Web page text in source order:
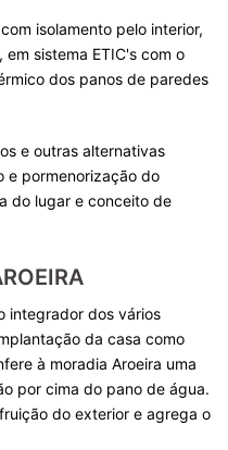
isolamento pelo interior,
sistema ETIC's com o
dos panos de paredes
e outras alternativas
e pormenorização do
do lugar e conceito de
integrador dos vários
da casa como
à moradia Aroeira uma
por cima do pano de água.
do exterior e agrega o